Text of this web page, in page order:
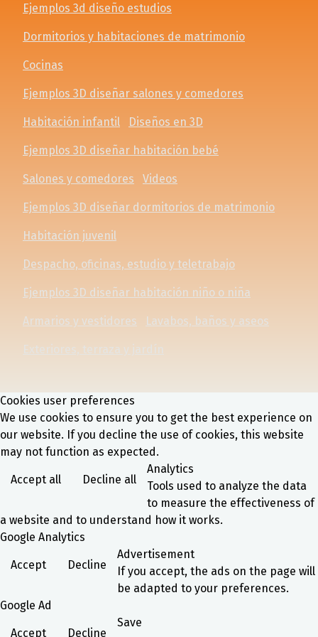
Ejemplos 3d diseño estudios
Dormitorios y habitaciones de matrimonio
Cocinas
Ejemplos 3D diseñar salones y comedores
Habitación infantil Diseños en 3D
Ejemplos 3D diseñar habitación bebé
Salones y comedores Videos
Ejemplos 3D diseñar dormitorios de matrimonio
Habitación juvenil
Despacho, oficinas, estudio y teletrabajo
Ejemplos 3D diseñar habitación niño o niña
Armarios y vestidores Lavabos, baños y aseos
Exteriores, terraza y jardín
Cookies user preferences
We use cookies to ensure you to get the best experience on
our website. If you decline the use of cookies, this website
may not function as expected.
Accept all Decline all
Analytics
Tools used to analyze the data
to measure the effectiveness of
a website and to understand how it works.
Google Analytics
Accept Decline
Advertisement
If you accept, the ads on the page will
be adapted to your preferences.
Google Ad
Accept Decline
Save